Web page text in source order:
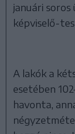
januári soros
képviselő-
A lakók a
esetében
havonta,